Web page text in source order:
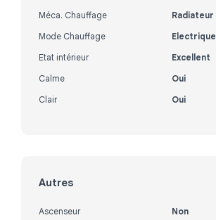
Méca. Chauffage
Radiateur
Mode Chauffage
Electrique
Etat intérieur
Excellent
Calme
Oui
Clair
Oui
Autres
Ascenseur
Non